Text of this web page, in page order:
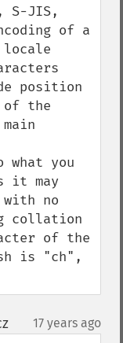
S-JIS,
of a
position
of the
what you
it may
with no
collation
of the
is "ch",
¶ 17 years ago